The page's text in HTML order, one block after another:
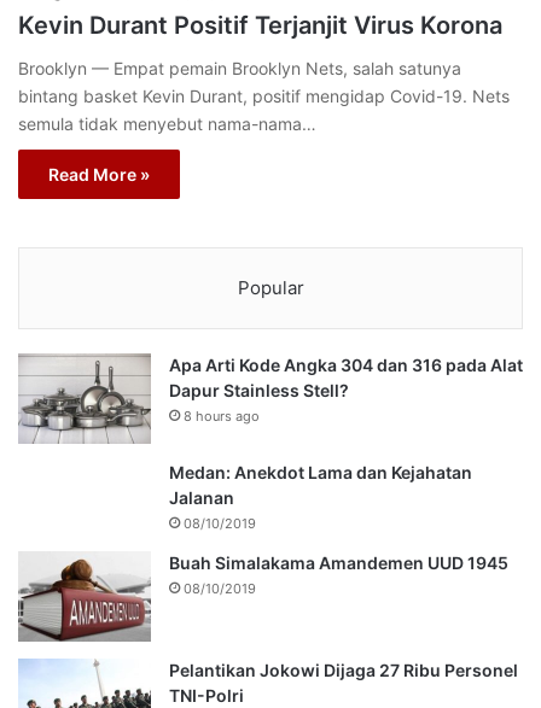
Kevin Durant Positif Terjanjit Virus Korona
Brooklyn — Empat pemain Brooklyn Nets, salah satunya
bintang basket Kevin Durant, positif mengidap Covid-19. Nets
semula tidak menyebut nama-nama…
Read More »
Popular
Apa Arti Kode Angka 304 dan 316 pada Alat
Dapur Stainless Stell?
8 hours ago
Medan: Anekdot Lama dan Kejahatan
Jalanan
08/10/2019
Buah Simalakama Amandemen UUD 1945
08/10/2019
Pelantikan Jokowi Dijaga 27 Ribu Personel
TNI-Polri